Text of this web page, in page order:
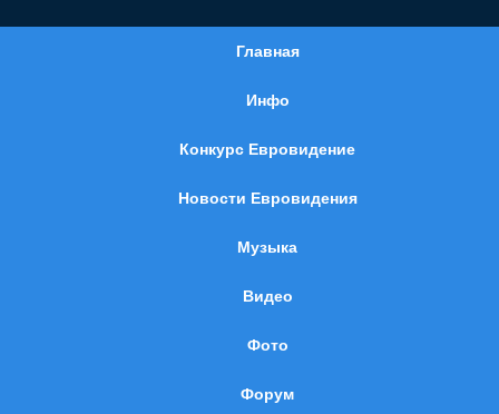
Главная
Инфо
Конкурс Евровидение
Новости Евровидения
Музыка
Видео
Фото
Форум